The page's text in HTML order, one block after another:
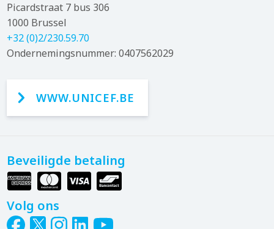
Picardstraat 7 bus 306
1000 Brussel
+32 (0)2/230.59.70
Ondernemingsnummer: 0407562029
WWW.UNICEF.BE
Beveiligde betaling
Volg ons